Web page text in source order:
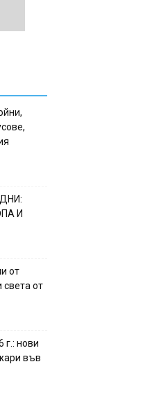
И
от
света от
г.: нови
във